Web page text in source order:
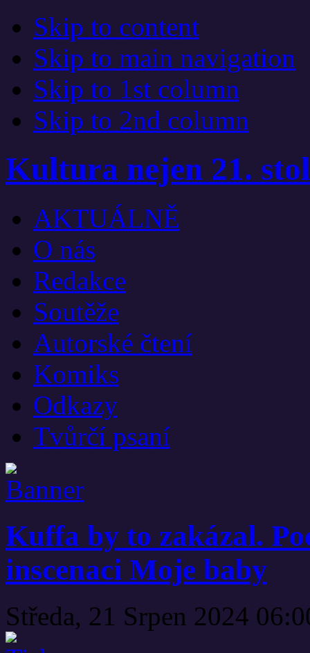
Skip to content
Skip to main navigation
Skip to 1st column
Skip to 2nd column
Kultura nejen 21.
AKTUÁLNĚ
O nás
Redakce
Soutěže
Autorské čtení
Komiks
Odkazy
Tvůrčí psaní
Kuffa by to zakázal.
inscenaci Moje baby
Středa, 21 Srpen 2024